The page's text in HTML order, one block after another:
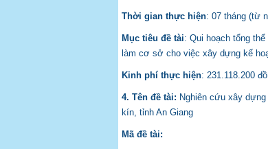
Thời gian thực hiện: 07 tháng (từ
Mục tiêu đề tài: Qui hoạch tổng
làm cơ sở cho việc xây dựng kế
Kinh phí thực hiện: 231.118.200
4. Tên đề tài: Nghiên cứu xây
kín, tỉnh An Giang
Mã đề tài: